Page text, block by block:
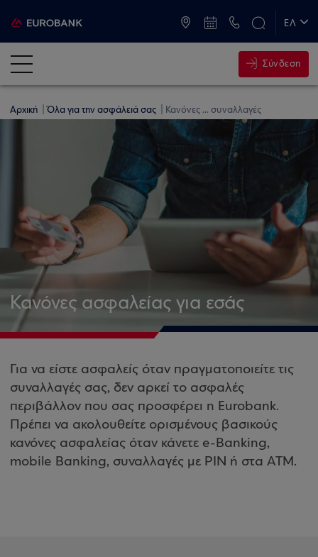
ΕΛ
Σύνδεση
Αρχική Όλα για την ασφάλειά σας Κανόνες ... συναλλαγές
Κανόνες ασφαλείας για εσάς
Για να είστε ασφαλείς όταν πραγματοποιείτε τις
συναλλαγές σας, δεν αρκεί το ασφαλές
περιβάλλον που σας προσφέρει η Eurobank.
Πρέπει να ακολουθείτε ορισμένους βασικούς
κανόνες ασφαλείας όταν κάνετε e-Banking,
mobile Banking, συναλλαγές με PIN ή στα ΑΤΜ.